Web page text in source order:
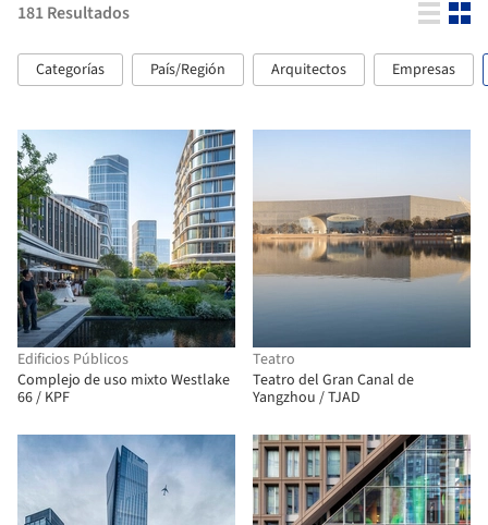
181Resultados
Categorías País/Región Arquitectos Empresas
Edificios Públicos
Complejo de uso mixto Westlake
66 / KPF
Teatro
Teatro del Gran Canal de
Yangzhou / TJAD